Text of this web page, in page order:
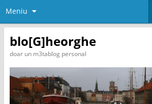
Meniu
blo[G]heorghe
doar un m3tablog personal